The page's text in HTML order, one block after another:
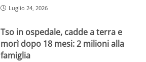
Luglio 24, 2026
Tso in ospedale, cadde a terra e
morì dopo 18 mesi: 2 milioni alla
famiglia